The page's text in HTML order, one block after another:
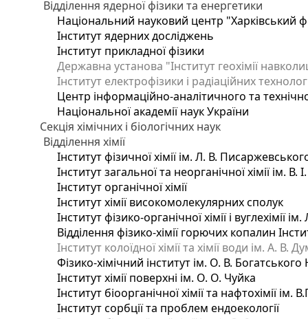
Відділення ядерної фізики та енергетики
Національний науковий центр "Харківський
Інститут ядерних досліджень
Інститут прикладної фізики
Державна установа "Інститут геохімії
Інститут електрофізики і радіаційних
Центр інформаційно-аналітичного та
Національної академії наук України
Секція хімічних і біологічних наук
Відділення хімії
Інститут фізичної хімії ім. Л. В.
Інститут загальної та неорганічної хімії ім. В.
Інститут органічної хімії
Інститут хімії високомолекулярних сполук
Інститут фізико-органічної хімії і вуглехімії
Відділення фізико-хімії горючих копалин
Інститут колоїдної хімії та хімії води ім. А.
Фізико-хімічний інститут ім. О. В.
Інститут хімії поверхні ім. О. О. Чуйка
Інститут біоорганічної хімії та нафтохімії ім.
Інститут сорбції та проблем ендоекології